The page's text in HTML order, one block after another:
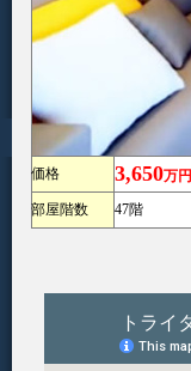
価格 3,650万円
部屋階数
47階